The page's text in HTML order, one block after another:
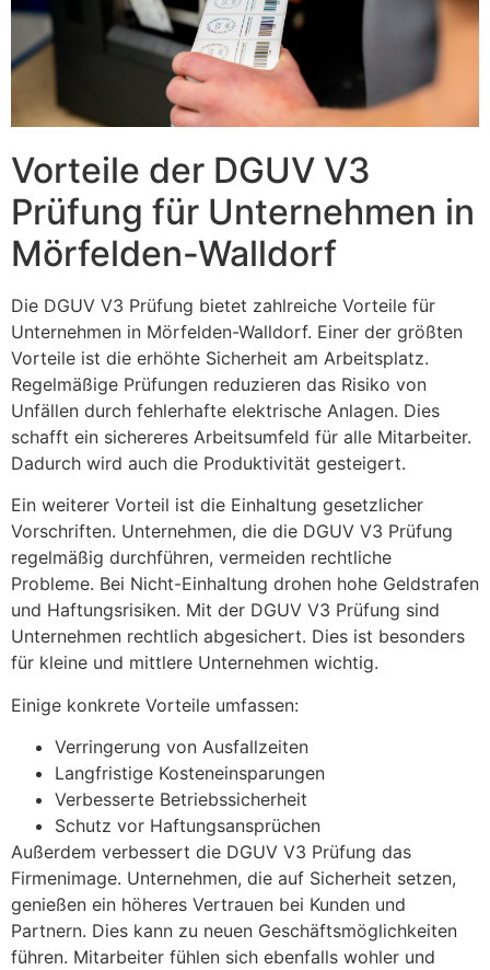
Vorteile der DGUV V3
Prüfung für Unternehmen in
Mörfelden-Walldorf
Die DGUV V3 Prüfung bietet zahlreiche Vorteile für
Unternehmen in Mörfelden-Walldorf. Einer der größten
Vorteile ist die erhöhte Sicherheit am Arbeitsplatz.
Regelmäßige Prüfungen reduzieren das Risiko von
Unfällen durch fehlerhafte elektrische Anlagen. Dies
schafft ein sichereres Arbeitsumfeld für alle Mitarbeiter.
Dadurch wird auch die Produktivität gesteigert.
Ein weiterer Vorteil ist die Einhaltung gesetzlicher
Vorschriften. Unternehmen, die die DGUV V3 Prüfung
regelmäßig durchführen, vermeiden rechtliche
Probleme. Bei Nicht-Einhaltung drohen hohe Geldstrafen
und Haftungsrisiken. Mit der DGUV V3 Prüfung sind
Unternehmen rechtlich abgesichert. Dies ist besonders
für kleine und mittlere Unternehmen wichtig.
Einige konkrete Vorteile umfassen:
Verringerung von Ausfallzeiten
Langfristige Kosteneinsparungen
Verbesserte Betriebssicherheit
Schutz vor Haftungsansprüchen
Außerdem verbessert die DGUV V3 Prüfung das
Firmenimage. Unternehmen, die auf Sicherheit setzen,
genießen ein höheres Vertrauen bei Kunden und
Partnern. Dies kann zu neuen Geschäftsmöglichkeiten
führen. Mitarbeiter fühlen sich ebenfalls wohler und